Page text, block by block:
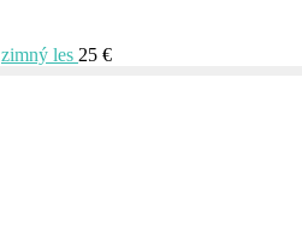
zimný les 25 €